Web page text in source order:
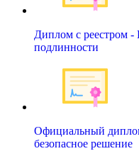
Диплом с реестром -
подлинности
Официальный
безопасное решение